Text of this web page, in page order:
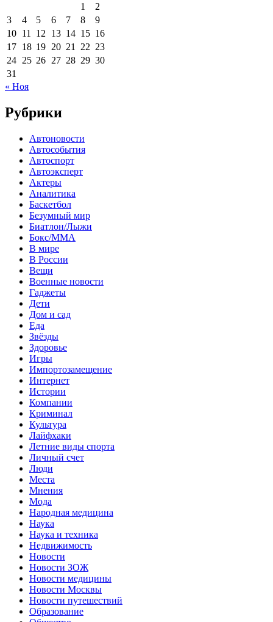
1
2
3
4 5 6 7 8
9
10 11 12 13 14 15 16
17 18 19 20 21 22 23
24 25 26 27 28 29 30
31
« Ноя
Рубрики
Автоновости
Автособытия
Автоспорт
Автоэксперт
Актеры
Аналитика
Баскетбол
Безумный мир
Биатлон/Лыжи
Бокс/MMA
В мире
В России
Вещи
Военные новости
Гаджеты
Дети
Дом и сад
Еда
Звёзды
Здоровье
Игры
Импортозамещение
Интернет
Истории
Компании
Криминал
Культура
Лайфхаки
Летние виды спорта
Личный счет
Люди
Места
Мнения
Мода
Народная медицина
Наука
Наука и техника
Недвижимость
Новости
Новости ЗОЖ
Новости медицины
Новости Москвы
Новости путешествий
Образование